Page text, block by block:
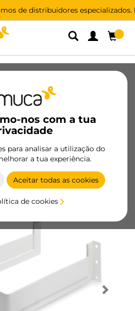
especializados.ENCONTRAR O MAIS PRÓXIMO
nos com a tua
para analisar a utilização do
a tua experiência.
Aceitar todas as cookies
de cookies
fino para gaveta,